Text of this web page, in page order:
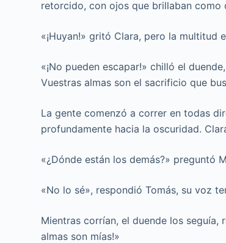
retorcido, con ojos que brillaban como
«¡Huyan!» gritó Clara, pero la multitud
«¡No pueden escapar!» chilló el
Vuestras almas son el sacrificio que
La gente comenzó a correr en todas
profundamente hacia la oscuridad.
«¿Dónde están los demás?» preguntó
«No lo sé», respondió Tomás, su voz
Mientras corrían, el duende los seguía,
almas son mías!»